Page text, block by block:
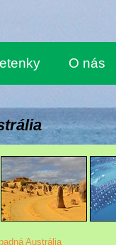
O nás
Austrália